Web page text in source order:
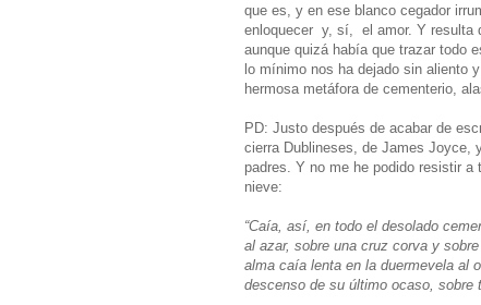
que es, y en ese blanco cegador
enloquecer y, sí, el amor. Y resulta
aunque quizá había que trazar todo
lo mínimo nos ha dejado sin aliento
hermosa metáfora de cementerio,
PD: Justo después de acabar de
cierra Dublineses, de James Joyce,
padres. Y no me he podido resistir
nieve:
“Caía, así, en todo el desolado
al azar, sobre una cruz corva y
alma caía lenta en la duermevela al
descenso de su último ocaso, sobre